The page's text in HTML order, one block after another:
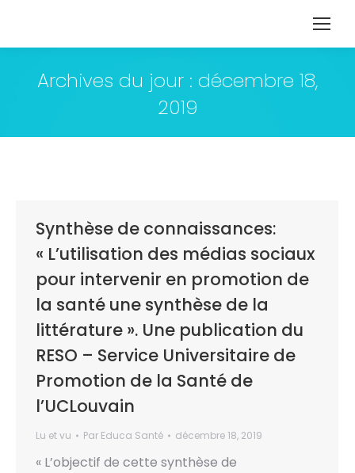
Archives du jour : décembre 18,
2019
Synthèse de connaissances:
« L’utilisation des médias sociaux
pour intervenir en promotion de
la santé une synthèse de la
littérature ». Une publication du
RESO – Service Universitaire de
Promotion de la Santé de
l’UCLouvain
Lu et vu Par Educa Santé décembre 18, 2019
« L’objectif de cette synthèse de